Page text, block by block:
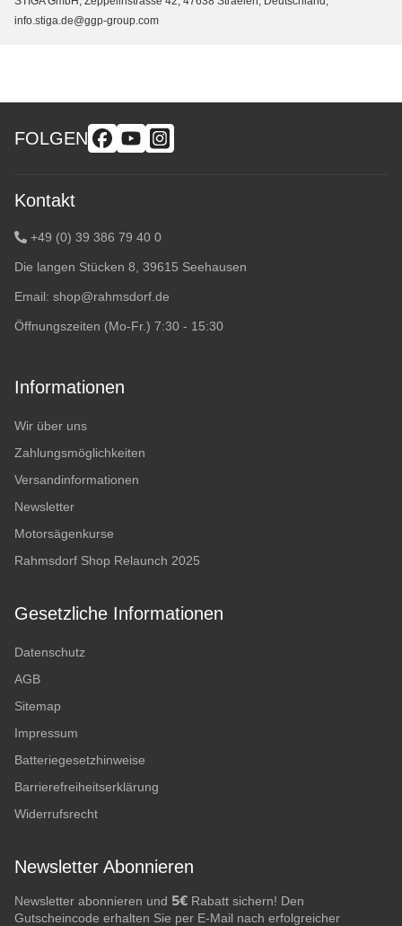
info.stiga.de@ggp-group.com
FOLGEN
Kontakt
+49 (0) 39 386 79 40 0
Die langen Stücken 8, 39615 Seehausen
Email: shop@rahmsdorf.de
Öffnungszeiten (Mo-Fr.) 7:30 - 15:30
Informationen
Wir über uns
Zahlungsmöglichkeiten
Versandinformationen
Newsletter
Motorsägenkurse
Rahmsdorf Shop Relaunch 2025
Gesetzliche Informationen
Datenschutz
AGB
Sitemap
Impressum
Batteriegesetzhinweise
Barrierefreiheitserklärung
Widerrufsrecht
Newsletter Abonnieren
Newsletter abonnieren und 5€ Rabatt sichern! Den
Gutscheincode erhalten Sie per E-Mail nach erfolgreicher